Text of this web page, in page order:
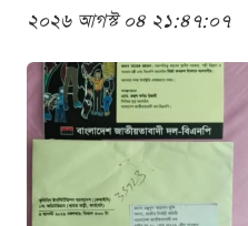
২০২৬ আগস্ট ০৪ ২১:৪৭:০৭